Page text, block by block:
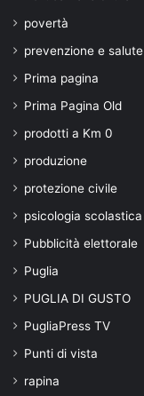
povertà
prevenzione e salute
Prima pagina
Prima Pagina Old
prodotti a Km 0
produzione
protezione civile
psicologia scolastica
Pubblicità elettorale
Puglia
PUGLIA DI GUSTO
PugliaPress TV
Punti di vista
rapina